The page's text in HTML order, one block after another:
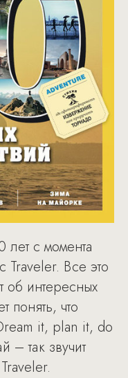
лет с момента
Traveler. Все это
об интересных
понять, что
it, plan it, do
– так звучит